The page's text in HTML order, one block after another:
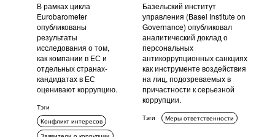
В рамках цикла
Eurobarometer
опубликованы
результаты
исследования о том,
как компании в ЕС и
отдельных странах-
кандидатах в ЕС
оценивают коррупцию.
Тэги
Конфликт интересов
Базельский институт
управления (Basel Institute on
Governance) опубликовал
аналитический доклад о
персональных
антикоррупционных санкциях
как инструменте воздействия
на лиц, подозреваемых в
причастности к серьезной
коррупции.
Тэги Меры ответственности